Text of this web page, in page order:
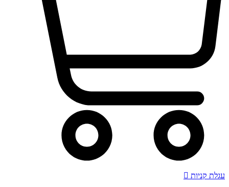
עגלת קניות